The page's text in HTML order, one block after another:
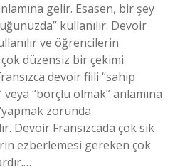
gelir. Esasen, bir şey
kullanılır. Devoir
ve öğrencilerin
düzensiz bir çekimi
devoir fiili “sahip
“borçlu olmak” anlamına
zorunda
Devoir Fransızcada çok sık
ezberlemesi gereken çok